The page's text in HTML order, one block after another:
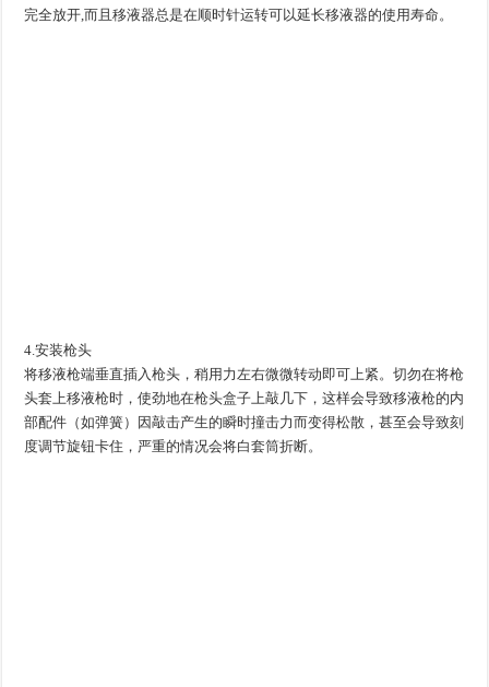
完全放开,而且移液器总是在顺时针运转可以延长移液器的使用寿命。
4.安装枪头
将移液枪端垂直插入枪头，稍用力左右微微转动即可上紧。切勿在将枪
头套上移液枪时，使劲地在枪头盒子上敲几下，这样会导致移液枪的内
部配件（如弹簧）因敲击产生的瞬时撞击力而变得松散，甚至会导致刻
度调节旋钮卡住，严重的情况会将白套筒折断。